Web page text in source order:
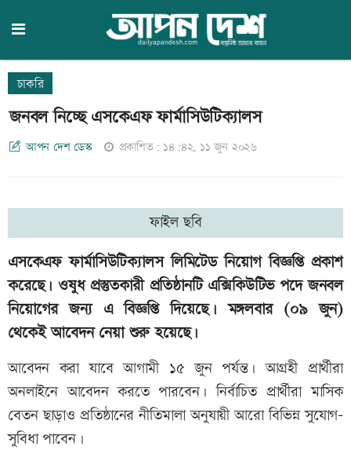
চাকরি
জনবল নিচ্ছে এসকেএফ ফার্মাসিউটিক্যালস
আপন দেশ ডেস্ক প্রকাশিত: ১৪:৪২, ১১ জুন ২০২৬
ফাইল ছবি
এসকেএফ ফার্মাসিউটিক্যালস লিমিটেড নিয়োগ বিজ্ঞপ্তি প্রকাশ
করেছে। ওষুধ প্রস্তুতকারী প্রতিষ্ঠানটি এক্সিকিউটিভ পদে জনবল
নিয়োগের জন্য এ বিজ্ঞপ্তি দিয়েছে। মঙ্গলবার (০৯ জুন)
থেকেই আবেদন নেয়া শুরু হয়েছে।
আবেদন করা যাবে আগামী ১৫ জুন পর্যন্ত। আগ্রহী প্রার্থীরা
অনলাইনে আবেদন করতে পারবেন। নির্বাচিত প্রার্থীরা মাসিক
বেতন ছাড়াও প্রতিষ্ঠানের নীতিমালা অনুযায়ী আরো বিভিন্ন সুযোগ-
সুবিধা পাবেন।